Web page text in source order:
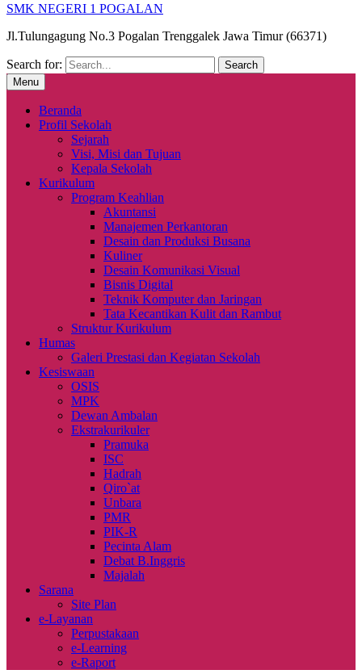
SMK NEGERI 1 POGALAN
Jl.Tulungagung No.3 Pogalan Trenggalek Jawa Timur (66371)
Search for:
Menu
Beranda
Profil Sekolah
Sejarah
Visi, Misi dan Tujuan
Kepala Sekolah
Kurikulum
Program Keahlian
Akuntansi
Manajemen Perkantoran
Desain dan Produksi Busana
Kuliner
Desain Komunikasi Visual
Bisnis Digital
Teknik Komputer dan Jaringan
Tata Kecantikan Kulit dan Rambut
Struktur Kurikulum
Humas
Galeri Prestasi dan Kegiatan Sekolah
Kesiswaan
OSIS
MPK
Dewan Ambalan
Ekstrakurikuler
Pramuka
ISC
Hadrah
Qiro`at
Unbara
PMR
PIK-R
Pecinta Alam
Debat B.Inggris
Majalah
Sarana
Site Plan
e-Layanan
Perpustakaan
e-Learning
e-Raport